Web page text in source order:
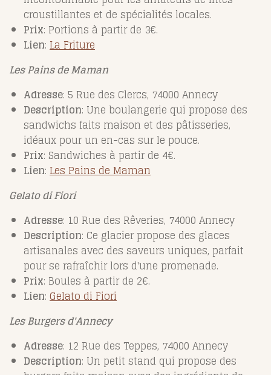
croustillantes et de spécialités locales.
Prix: Portions à partir de 3€.
Lien: LaFriture
Les Pains de Maman
Adresse: 5 Rue des Clercs, 74000 Annecy
Description: Une boulangerie qui propose des
sandwichs faits maison et des pâtisseries,
idéaux pour un en-cas sur le pouce.
Prix: Sandwiches à partir de 4€.
Lien: LesPainsdeMaman
Gelato di Fiori
Adresse: 10 Rue des Rêveries, 74000 Annecy
Description: Ce glacier propose des glaces
artisanales avec des saveurs uniques, parfait
pour se rafraîchir lors d'une promenade.
Prix: Boules à partir de 2€.
Lien: GelatodiFiori
Les Burgers d'Annecy
Adresse: 12 Rue des Teppes, 74000 Annecy
Description: Un petit stand qui propose des